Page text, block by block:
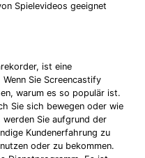
Spielevideos geeignet
ist eine
Sie Screencastify
warum es so populär ist.
Sie sich bewegen oder wie
Sie aufgrund der
Kundenerfahrung zu
oder zu bekommen.